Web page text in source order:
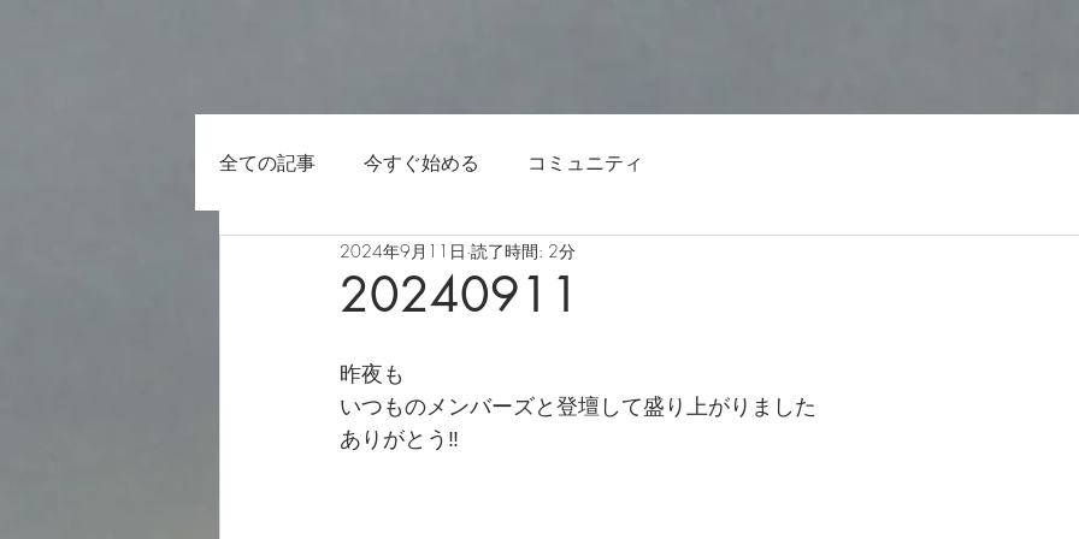
全ての記事 今すぐ始める コミュニティ
20240911
2024年9月11日 読了時間: 2分
昨夜も
いつものメンバーズと登壇して盛り上がりました
ありがとう‼️